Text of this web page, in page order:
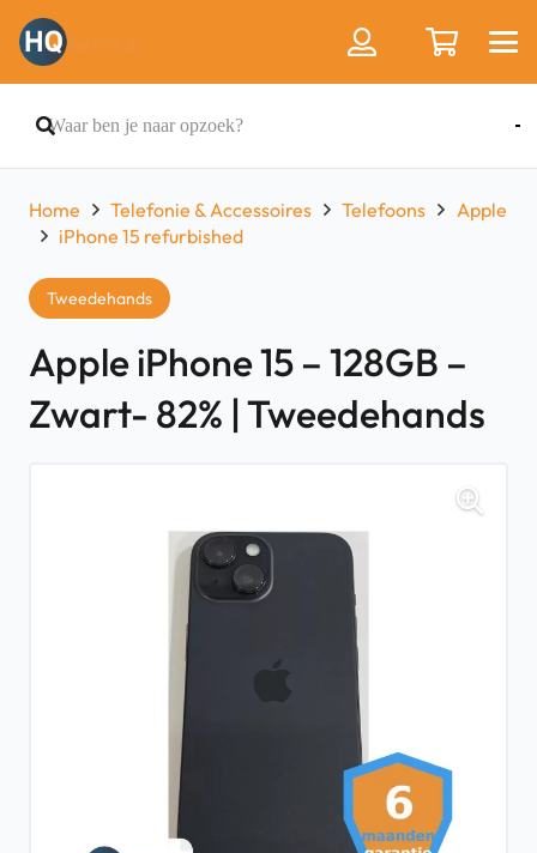
Home Telefonie & Accessoires Telefoons
Apple
iPhone 15 refurbished
Tweedehands
Apple iPhone 15 – 128GB –
Zwart- 82% | Tweedehands